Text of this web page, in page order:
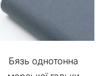
Бязь однотонна